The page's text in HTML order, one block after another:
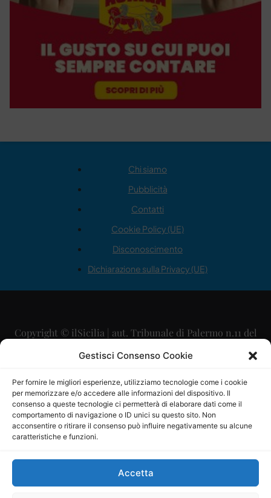
Gestisci Consenso Cookie
Per fornire le migliori esperienze, utilizziamo tecnologie come i cookie
per memorizzare e/o accedere alle informazioni del dispositivo. Il
consenso a queste tecnologie ci permetterà di elaborare dati come il
comportamento di navigazione o ID unici su questo sito. Non
acconsentire o ritirare il consenso può influire negativamente su alcune
caratteristiche e funzioni.
Accetta
Chi siamo
Pubblicità
Contatti
Cookie Policy (UE)
Disconoscimento
Dichiarazione sulla Privacy (UE)
Copyright © ilSicilia | aut. Tribunale di Palermo n.11 del
29/09/2015
Direttore Editoriale: Maurizio Scaglione
Direttore Responsabile: Maria Calabrese
P.IVA: 06334930820
Mercurio Comunicazione Società Cooperativa a r.l. è